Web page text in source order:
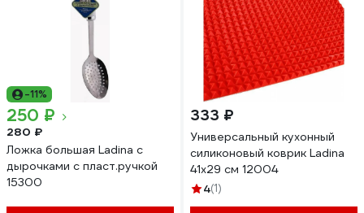
-11%
250 ₽
280 ₽
Ложка большая Ladina с
дырочками с пласт.ручкой
15300
333 ₽
Универсальный кухонный
силиконовый коврик Ladina
41х29 см 12004
4(1)